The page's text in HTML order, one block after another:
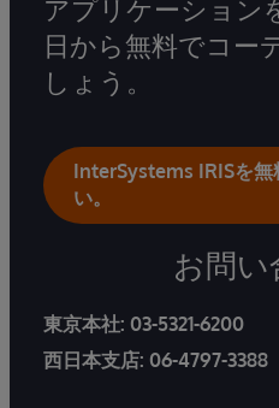
アプリケーション
日から無料でコー
しょう。
InterSystems IRISを無
い。
お問
東京本社: 03-5321-6200
西日本支店: 06-4797-3388